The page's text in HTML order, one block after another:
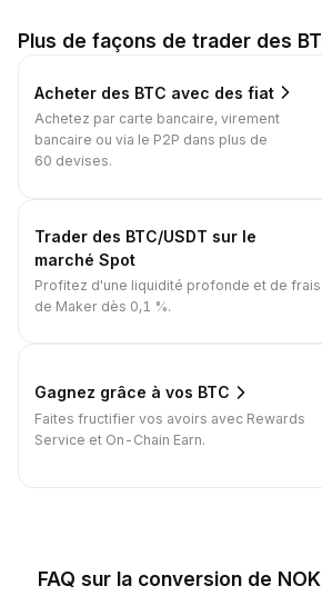
Plus de façons de trader des
Acheter des BTC avec des fiat
Achetez par carte bancaire, virement
bancaire ou via le P2P dans plus de
60 devises.
Trader des BTC/USDT sur le
marché Spot
Profitez d'une liquidité profonde et de frais
de Maker dès 0,1 %.
Gagnez grâce à vos BTC
Faites fructifier vos avoirs avec Rewards
Service et On-Chain Earn.
FAQ sur la conversion de